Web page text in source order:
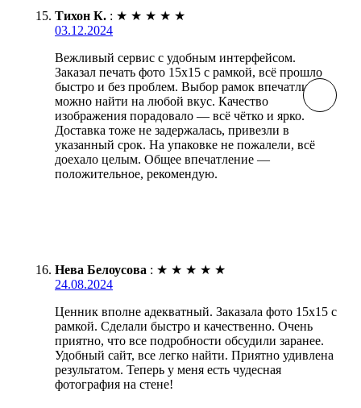
Тихон К. : ★ ★ ★ ★ ★
03.12.2024
Вежливый сервис с удобным интерфейсом.
Заказал печать фото 15х15 с рамкой, всё прошло
быстро и без проблем. Выбор рамок впечатлил,
можно найти на любой вкус. Качество
изображения порадовало — всё чётко и ярко.
Доставка тоже не задержалась, привезли в
указанный срок. На упаковке не пожалели, всё
доехало целым. Общее впечатление —
положительное, рекомендую.
Нева Белоусова : ★ ★ ★ ★ ★
24.08.2024
Ценник вполне адекватный. Заказала фото 15х15 с
рамкой. Сделали быстро и качественно. Очень
приятно, что все подробности обсудили заранее.
Удобный сайт, все легко найти. Приятно удивлена
результатом. Теперь у меня есть чудесная
фотография на стене!